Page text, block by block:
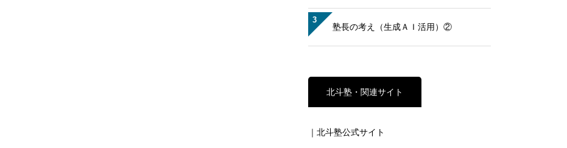
3
塾長の考え（生成ＡＩ活用）②
北斗塾・関連サイト
｜北斗塾公式サイト